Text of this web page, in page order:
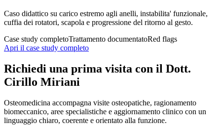
Caso didattico su carico estremo agli anelli, instabilita' funzionale,
cuffia dei rotatori, scapola e progressione del ritorno al gesto.
Case study completoTrattamento documentatoRed flags
Apri il case study completo
Richiedi una prima visita con il Dott.
Cirillo Miriani
Osteomedicina accompagna visite osteopatiche, ragionamento
biomeccanico, aree specialistiche e aggiornamento clinico con un
linguaggio chiaro, coerente e orientato alla funzione.